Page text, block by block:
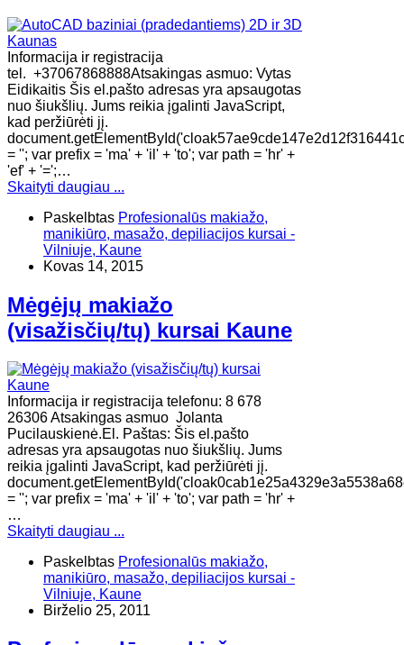
Informacija ir registracija
tel. +37067868888Atsakingas asmuo: Vytas
Eidikaitis Šis el.pašto adresas yra apsaugotas
nuo šiukšlių. Jums reikia įgalinti JavaScript,
kad peržiūrėti jį.
= ''; var prefix = 'ma' + 'il' + 'to'; var path = 'hr' +
'ef' + '=';…
Skaityti daugiau ...
Paskelbtas Profesionalūs makiažo,
manikiūro, masažo, depiliacijos kursai -
Vilniuje, Kaune
Kovas 14, 2015
Mėgėjų makiažo
(visažisčių/tų) kursai Kaune
Informacija ir registracija telefonu: 8 678
26306 Atsakingas asmuo Jolanta
Pucilauskienė.El. Paštas: Šis el.pašto
adresas yra apsaugotas nuo šiukšlių. Jums
reikia įgalinti JavaScript, kad peržiūrėti jį.
= ''; var prefix = 'ma' + 'il' + 'to'; var path = 'hr' +
…
Skaityti daugiau ...
Paskelbtas Profesionalūs makiažo,
manikiūro, masažo, depiliacijos kursai -
Vilniuje, Kaune
Birželio 25, 2011